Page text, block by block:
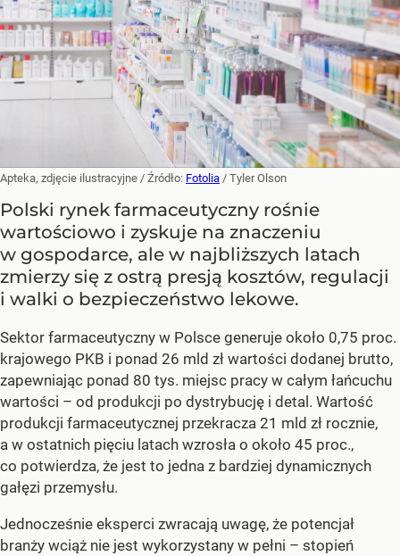
Apteka, zdjęcie ilustracyjne / Źródło: Fotolia / Tyler Olson
Polski rynek farmaceutyczny rośnie
wartościowo i zyskuje na znaczeniu
w gospodarce, ale w najbliższych latach
zmierzy się z ostrą presją kosztów, regulacji
i walki o bezpieczeństwo lekowe.
Sektor farmaceutyczny w Polsce generuje około 0,75 proc.
krajowego PKB i ponad 26 mld zł wartości dodanej brutto,
zapewniając ponad 80 tys. miejsc pracy w całym łańcuchu
wartości – od produkcji po dystrybucję i detal. Wartość
produkcji farmaceutycznej przekracza 21 mld zł rocznie,
a w ostatnich pięciu latach wzrosła o około 45 proc.,
co potwierdza, że jest to jedna z bardziej dynamicznych
gałęzi przemysłu.
Jednocześnie eksperci zwracają uwagę, że potencjał
branży wciąż nie jest wykorzystany w pełni – stopień